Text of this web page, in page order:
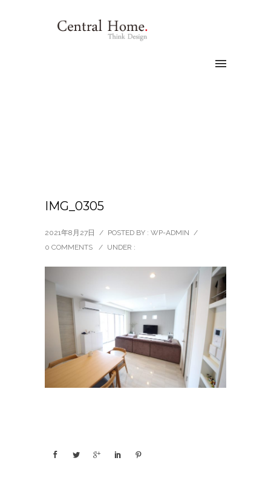
IMG_0305
2021年8月27日 / POSTED BY : WP-ADMIN /
0 COMMENTS
/ UNDER :